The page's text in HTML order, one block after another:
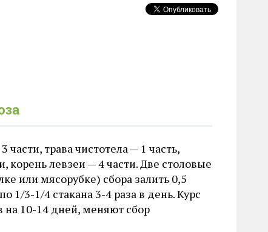
трава чистотела — 1 часть,
корень левзеи — 4 части. Две столовые
или мясорубке) сбора залить 0,5
1/3-1/4 стакана 3-4 раза в день. Курс
на 10-14 дней, меняют сбор